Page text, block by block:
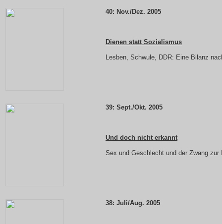
40: Nov./Dez. 2005
Dienen statt Sozialismus
Lesben, Schwule, DDR: Eine Bilanz
39: Sept./Okt. 2005
Und doch nicht erkannt
Sex und Geschlecht und der Zwang zur
38: Juli/Aug. 2005